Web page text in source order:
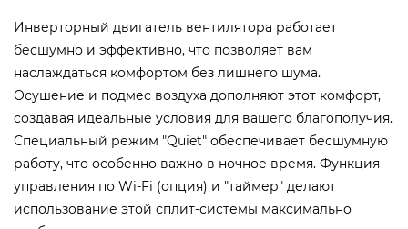
Инверторный двигатель вентилятора работает
бесшумно и эффективно, что позволяет вам
наслаждаться комфортом без лишнего шума.
Осушение и подмес воздуха дополняют этот комфорт,
создавая идеальные условия для вашего благополучия.
Специальный режим "Quiet" обеспечивает бесшумную
работу, что особенно важно в ночное время. Функция
управления по Wi-Fi (опция) и "таймер" делают
использование этой сплит-системы максимально